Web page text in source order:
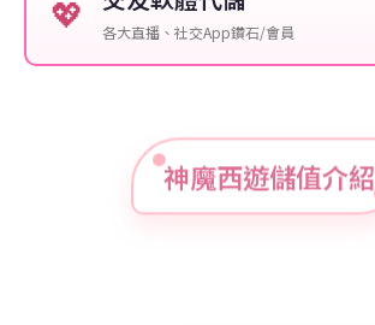
💖 各大直播、社交App鑽石/會員
神魔西遊儲值介紹